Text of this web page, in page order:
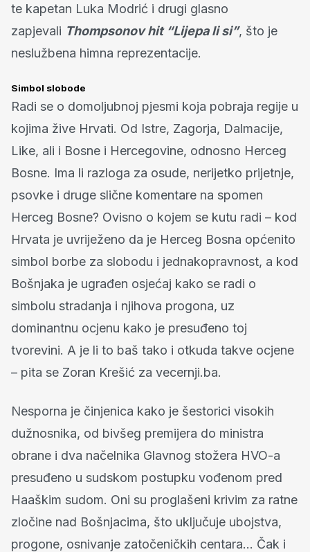
te kapetan Luka Modrić i drugi glasno
zapjevali Thompsonov hit “Lijepa li si”, što je
neslužbena himna reprezentacije.
Simbol slobode
Radi se o domoljubnoj pjesmi koja pobraja regije u
kojima žive Hrvati. Od Istre, Zagorja, Dalmacije,
Like, ali i Bosne i Hercegovine, odnosno Herceg
Bosne. Ima li razloga za osude, nerijetko prijetnje,
psovke i druge slične komentare na spomen
Herceg Bosne? Ovisno o kojem se kutu radi – kod
Hrvata je uvriježeno da je Herceg Bosna općenito
simbol borbe za slobodu i jednakopravnost, a kod
Bošnjaka je ugrađen osjećaj kako se radi o
simbolu stradanja i njihova progona, uz
dominantnu ocjenu kako je presuđeno toj
tvorevini. A je li to baš tako i otkuda takve ocjene
– pita se Zoran Krešić za vecernji.ba.
Nesporna je činjenica kako je šestorici visokih
dužnosnika, od bivšeg premijera do ministra
obrane i dva načelnika Glavnog stožera HVO-a
presuđeno u sudskom postupku vođenom pred
Haaškim sudom. Oni su proglašeni krivim za ratne
zločine nad Bošnjacima, što uključuje ubojstva,
progone, osnivanje zatočeničkih centara… Čak i